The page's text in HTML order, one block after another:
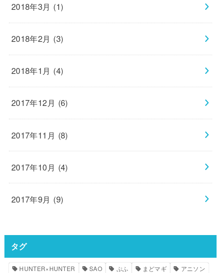
2018年3月 (1)
2018年2月 (3)
2018年1月 (4)
2017年12月 (6)
2017年11月 (8)
2017年10月 (4)
2017年9月 (9)
タグ
HUNTER×HUNTER SAO ぷふ まどマギ
アニソン